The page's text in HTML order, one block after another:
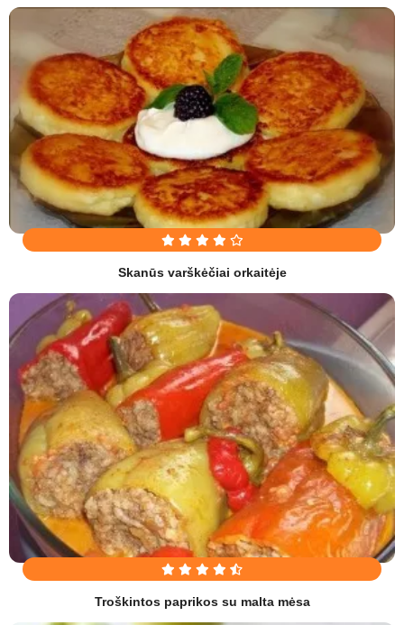
Skanūs varškėčiai orkaitėje
Troškintos paprikos su malta mėsa